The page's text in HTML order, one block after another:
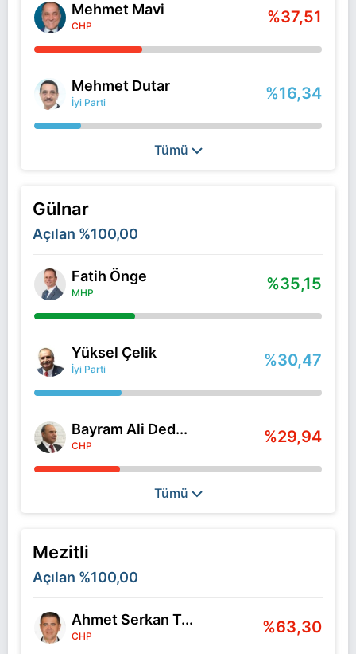
Mehmet Mavi
CHP %37,51
Mehmet Dutar
İyi Parti %16,34
Tümü
Gülnar
Açılan %100,00
Fatih Önge
MHP %35,15
Yüksel Çelik
İyi Parti %30,47
Bayram Ali Ded...
CHP %29,94
Tümü
Mezitli
Açılan %100,00
Ahmet Serkan T...
CHP %63,30